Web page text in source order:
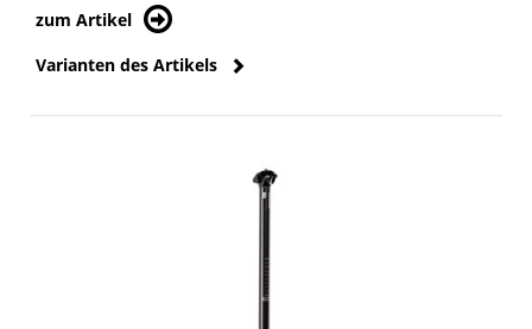
zum Artikel
Varianten des Artikels